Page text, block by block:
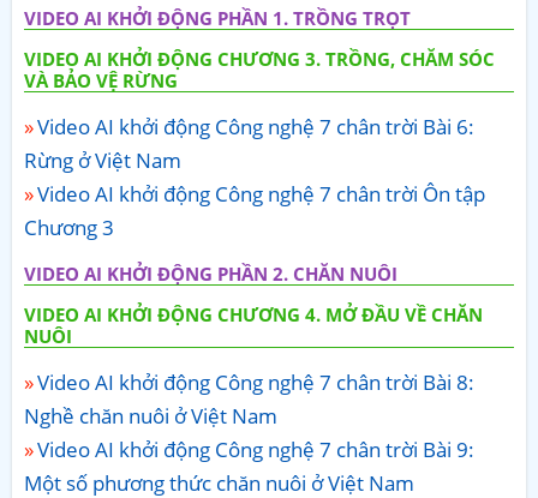
VIDEO AI KHỞI ĐỘNG PHẦN 1. TRỒNG TRỌT
VIDEO AI KHỞI ĐỘNG CHƯƠNG 3. TRỒNG, CHĂM SÓC
VÀ BẢO VỆ RỪNG
Video AI khởi động Công nghệ 7 chân trời Bài 6:
Rừng ở Việt Nam
Video AI khởi động Công nghệ 7 chân trời Ôn tập
Chương 3
VIDEO AI KHỞI ĐỘNG PHẦN 2. CHĂN NUÔI
VIDEO AI KHỞI ĐỘNG CHƯƠNG 4. MỞ ĐẦU VỀ CHĂN
NUÔI
Video AI khởi động Công nghệ 7 chân trời Bài 8:
Nghề chăn nuôi ở Việt Nam
Video AI khởi động Công nghệ 7 chân trời Bài 9:
Một số phương thức chăn nuôi ở Việt Nam